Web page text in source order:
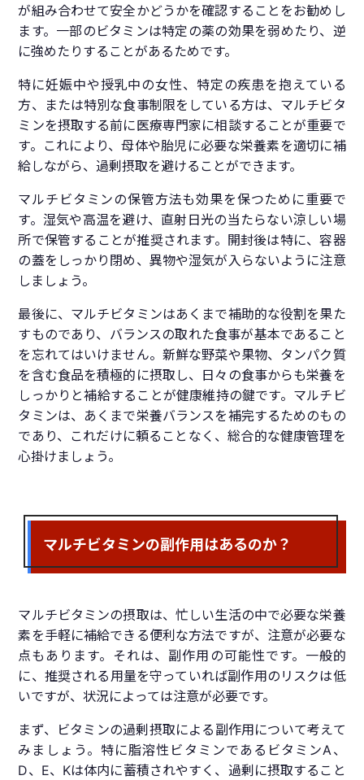
が組み合わせて安全かどうかを確認することをお勧めし
ます。一部のビタミンは特定の薬の効果を弱めたり、逆
に強めたりすることがあるためです。
特に妊娠中や授乳中の女性、特定の疾患を抱えている
方、または特別な食事制限をしている方は、マルチビタ
ミンを摂取する前に医療専門家に相談することが重要で
す。これにより、母体や胎児に必要な栄養素を適切に補
給しながら、過剰摂取を避けることができます。
マルチビタミンの保管方法も効果を保つために重要で
す。湿気や高温を避け、直射日光の当たらない涼しい場
所で保管することが推奨されます。開封後は特に、容器
の蓋をしっかり閉め、異物や湿気が入らないように注意
しましょう。
最後に、マルチビタミンはあくまで補助的な役割を果た
すものであり、バランスの取れた食事が基本であること
を忘れてはいけません。新鮮な野菜や果物、タンパク質
を含む食品を積極的に摂取し、日々の食事からも栄養を
しっかりと補給することが健康維持の鍵です。マルチビ
タミンは、あくまで栄養バランスを補完するためのもの
であり、これだけに頼ることなく、総合的な健康管理を
心掛けましょう。
マルチビタミンの副作用はあるのか？
マルチビタミンの摂取は、忙しい生活の中で必要な栄養
素を手軽に補給できる便利な方法ですが、注意が必要な
点もあります。それは、副作用の可能性です。一般的
に、推奨される用量を守っていれば副作用のリスクは低
いですが、状況によっては注意が必要です。
まず、ビタミンの過剰摂取による副作用について考えて
みましょう。特に脂溶性ビタミンであるビタミンA、
D、E、Kは体内に蓄積されやすく、過剰に摂取すること